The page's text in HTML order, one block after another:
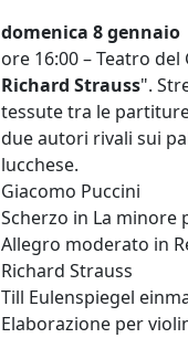
domenica 8 gennaio
ore 16:00 – Teatro
Richard Strauss".
tessute tra le
due autori rivali sui
lucchese.
Giacomo Puccini
Scherzo in La minore
Allegro moderato in
Richard Strauss
Till Eulenspiegel
Elaborazione per